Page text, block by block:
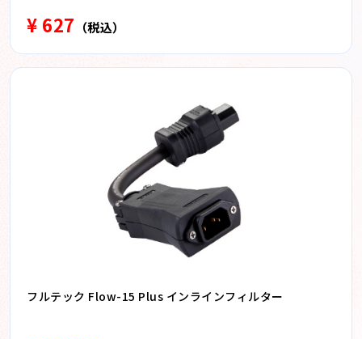
¥ 627 （税込）
フルテック Flow-15 Plus インラインフィルター